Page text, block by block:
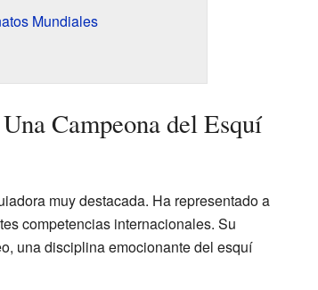
Mundiales
Campeona del Esquí
muy destacada. Ha representado a
competencias internacionales. Su
una disciplina emocionante del esquí